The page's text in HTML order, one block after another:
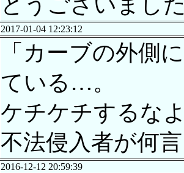
2017-01-04 12:23:12
「カーブの外側
ている…。
ケチケチするな
不法侵入者が何
2016-12-12 20:59:39